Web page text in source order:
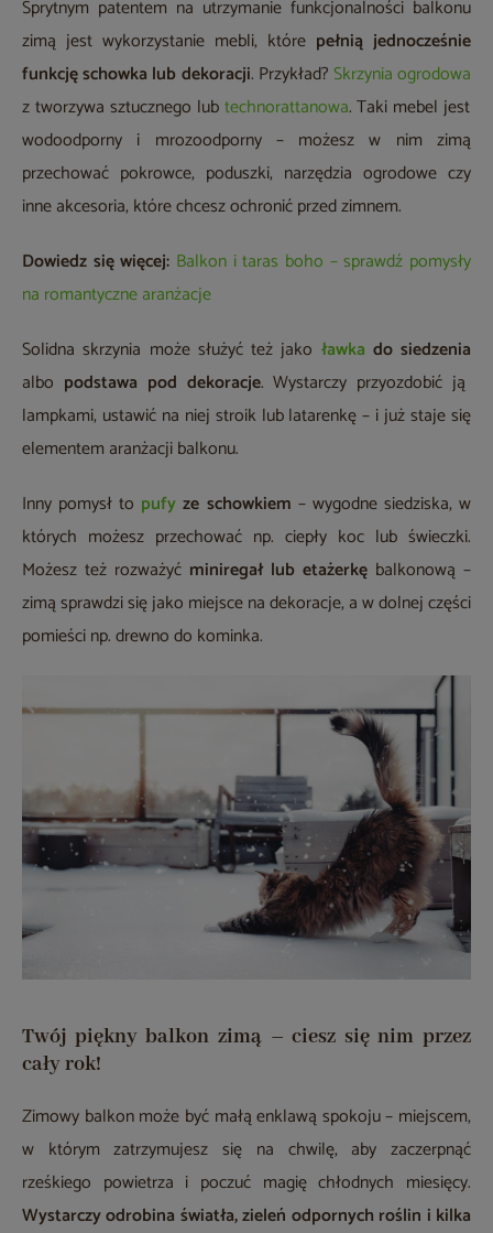
Sprytnym patentem na utrzymanie funkcjonalności balkonu
zimą jest wykorzystanie mebli, które pełnią jednocześnie
funkcję schowka lub dekoracji. Przykład?Skrzynia ogrodowa
z tworzywa sztucznego lubtechnorattanowa. Taki mebel jest
wodoodporny i mrozoodporny – możesz w nim zimą
przechować pokrowce, poduszki, narzędzia ogrodowe czy
inne akcesoria, które chcesz ochronić przed zimnem.
Dowiedz się więcej: Balkon i taras boho – sprawdź pomysły
na romantyczne aranżacje
Solidna skrzynia może służyć też jako ławka do siedzenia
albo podstawa pod dekoracje. Wystarczy przyozdobić ją
lampkami, ustawić na niej stroik lub latarenkę – i już staje się
elementem aranżacji balkonu.
Inny pomysł to pufy ze schowkiem – wygodne siedziska, w
których możesz przechować np. ciepły koc lub świeczki.
Możesz też rozważyć miniregał lub etażerkę balkonową –
zimą sprawdzi się jako miejsce na dekoracje, a w dolnej części
pomieści np. drewno do kominka.
Twój piękny balkon zimą – ciesz się nim przez
cały rok!
Zimowy balkon może być małą enklawą spokoju – miejscem,
w którym zatrzymujesz się na chwilę, aby zaczerpnąć
rześkiego powietrza i poczuć magię chłodnych miesięcy.
Wystarczy odrobina światła, zieleń odpornych roślin i kilka